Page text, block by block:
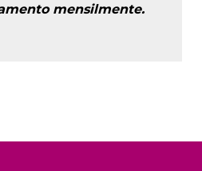
mensilmente.